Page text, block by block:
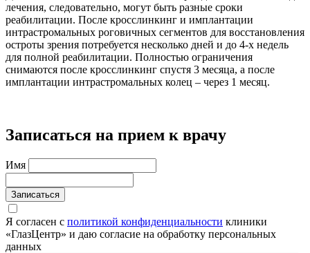
лечения, следовательно, могут быть разные сроки
реабилитации. После кросслинкинг и имплантации
интрастромальных роговичных сегментов для восстановления
остроты зрения потребуется несколько дней и до 4-х недель
для полной реабилитации. Полностью ограничения
снимаются после кросслинкинг спустя 3 месяца, а после
имплантации интрастромальных колец – через 1 месяц.
Записаться на прием к врачу
Имя
Записаться
Я согласен с политикой конфиденциальности клиники
«ГлазЦентр» и даю согласие на обработку персональных
данных